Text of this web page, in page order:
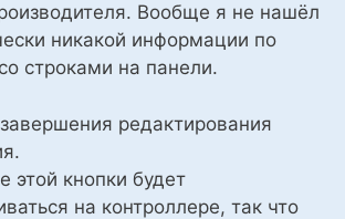
Вообще я не нашёл
никакой информации по
строками на панели.
редактирования
этой кнопки будет
на контроллере, так что